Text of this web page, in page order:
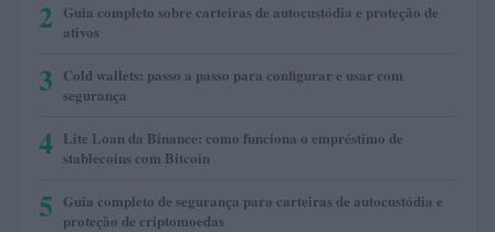
2 Guia completo sobre carteiras de autocustódia e proteção de
ativos
3 Cold wallets: passo a passo para configurar e usar com
segurança
4 Lite Loan da Binance: como funciona o empréstimo de
stablecoins com Bitcoin
5 Guia completo de segurança para carteiras de autocustódia e
proteção de criptomoedas